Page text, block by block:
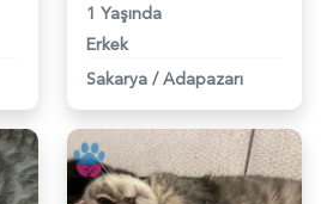
1 Yaşında
Erkek
Sakarya / Adapazarı